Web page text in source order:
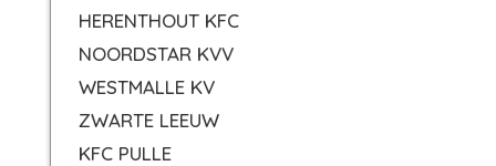
HERENTHOUT KFC
NOORDSTAR KVV
WESTMALLE KV
ZWARTE LEEUW
KFC PULLE